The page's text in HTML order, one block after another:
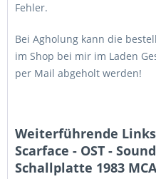
Fehler.
Bei Agholung kann die
im Shop bei mir im Laden
per Mail abgeholt werden!
Weiterführende
Scarface - OST -
Schallplatte 1983